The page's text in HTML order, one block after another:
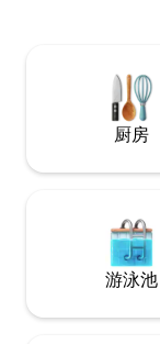
厨房
游泳池